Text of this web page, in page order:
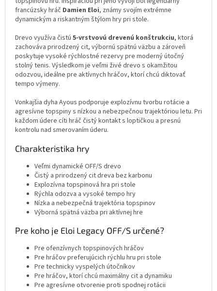
francúzsky hráč Damien Eloi, známy svojím extrémne
dynamickým a riskantným štýlom hry pri stole.
Drevo využíva čistú 5-vrstvovú drevenú konštrukciu, ktorá
zachováva prirodzený cit, výbornú spätnú väzbu a zároveň
poskytuje vysoké rýchlostné rezervy pre moderný útočný
stolný tenis. Výsledkom je veľmi živé drevo s okamžitou
odozvou, ideálne pre aktívnych hráčov, ktorí chcú diktovať
tempo výmeny.
Vonkajšia dyha Ayous podporuje explozívnu tvorbu rotácie a
agresívne topspiny s nízkou a nebezpečnou trajektóriou letu. Pri
každom údere cíti hráč čistý kontakt s loptičkou a presnú
kontrolu nad smerovaním úderu.
Charakteristika hry
Veľmi dynamické OFF/S drevo
Čistý a prirodzený cit dreva bez karbonu
Explozívna topspinová hra pri stole
Rýchla odozva a vysoké tempo hry
Nízka a nebezpečná trajektória topspinov
Výborná spätná väzba pri aktívnej hre
Pre koho je Eloi Legacy OFF/S určené?
Pre ofenzívnych topspinových hráčov
Pre hráčov preferujúcich rýchlu hru pri stole
Pre technicky vyspelých útočníkov
Pre hráčov, ktorí chcú maximálny cit a dynamiku
Pre agresívne otvorenie proti spodnej rotácii